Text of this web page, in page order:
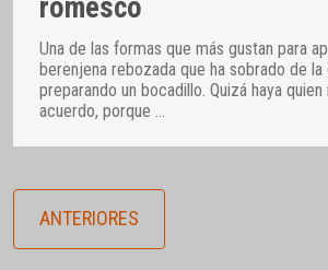
romesco
Una de las formas que más gustan para
berenjena rebozada que ha sobrado de la
preparando un bocadillo. Quizá haya
acuerdo, porque
ANTERIORES